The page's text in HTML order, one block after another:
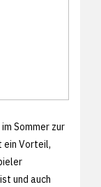
Sommer zur
ein Vorteil,
und auch